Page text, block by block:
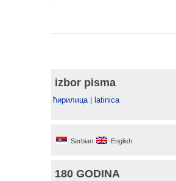
izbor pisma
ћирилица| latinica
Serbian English
180 GODINA